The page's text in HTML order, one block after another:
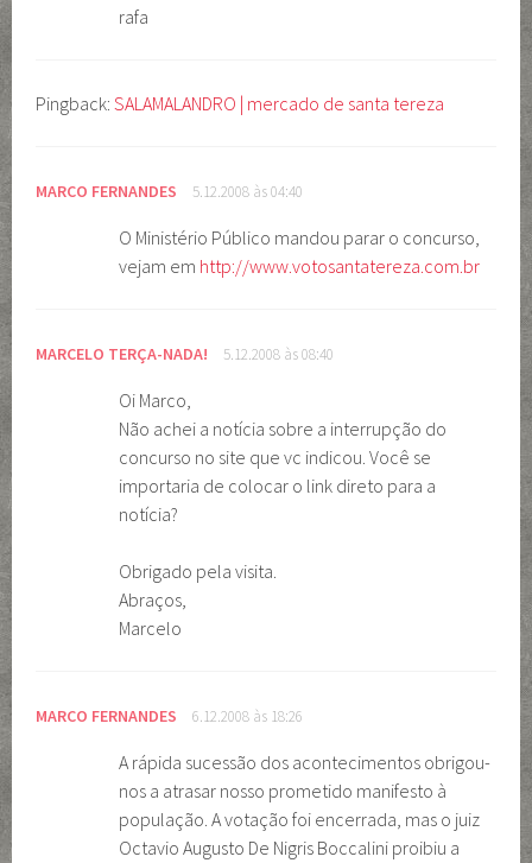
rafa
Pingback:SALAMALANDRO | mercado de santa tereza
MARCO FERNANDES 5.12.2008 às 04:40
O Ministério Público mandou parar o concurso,
vejam em http://www.votosantatereza.com.br
MARCELO TERÇA-NADA! 5.12.2008 às 08:40
Oi Marco,
Não achei a notícia sobre a interrupção do
concurso no site que vc indicou. Você se
importaria de colocar o link direto para a
notícia?
Obrigado pela visita.
Abraços,
Marcelo
MARCO FERNANDES 6.12.2008 às 18:26
A rápida sucessão dos acontecimentos obrigou-
nos a atrasar nosso prometido manifesto à
população. A votação foi encerrada, mas o juiz
Octavio Augusto De Nigris Boccalini proibiu a